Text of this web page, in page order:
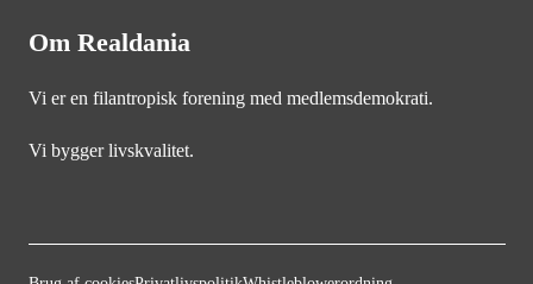
Om Realdania
Vi er en filantropisk forening med medlemsdemokrati.
Vi bygger livskvalitet.